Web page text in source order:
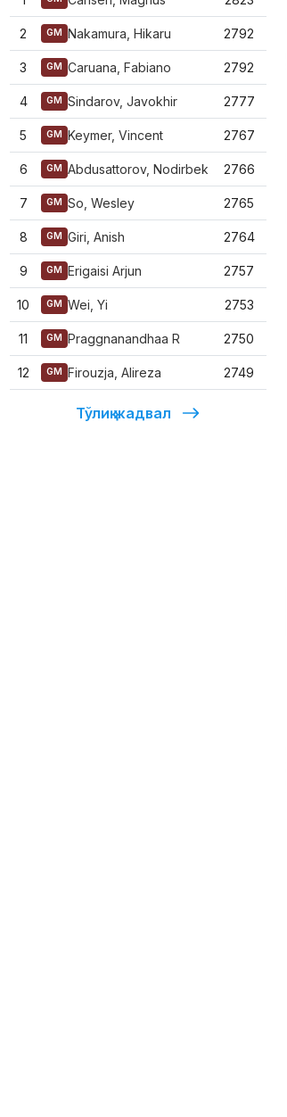
2 GM Nakamura, Hikaru 2792
3 GM Caruana, Fabiano 2792
4 GM Sindarov, Javokhir 2777
5 GM Keymer, Vincent 2767
6 GM Abdusattorov, Nodirbek 2766
7 GM So, Wesley 2765
8 GM Giri, Anish 2764
9 GM Erigaisi Arjun 2757
10 GM Wei, Yi 2753
11 GM Praggnanandhaa R 2750
12 GM Firouzja, Alireza 2749
Тўлиқ жадвал